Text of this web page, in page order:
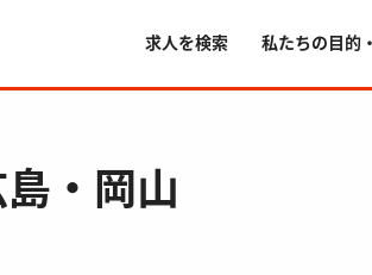
求人を検索 私たちの目的
・岡山